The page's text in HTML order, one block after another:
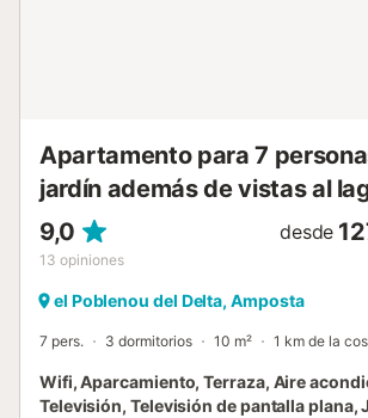
información turística para ayudarle a
Apartamento para 7
jardín además de vistas al
9,0
13 opiniones
desde
el Poblenou del Delta, Amposta
7 pers. 3 dormitorios 10 m² 1 km de la
Wifi, Aparcamiento, Terraza, Aire
Televisión, Televisión de pantalla plana,